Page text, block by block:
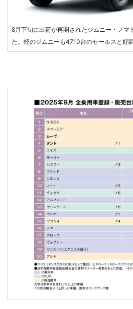
8月下旬に出荷が再開されたジムニー・ノマ
た。軽のジムニーも4710台のセールスと好